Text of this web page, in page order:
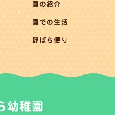
園の紹介
園での生活
野ばら便り
幼稚園